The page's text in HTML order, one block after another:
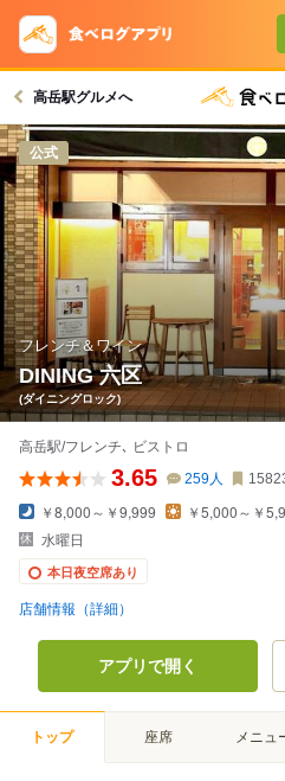
高岳駅グルメへ
公式
フレンチ＆ワイン
DINING 六区
(ダイニングロック)
高岳駅/フレンチ､ ビストロ
3.65 259人
￥8,000～￥9,999
￥5,000～￥
水曜日
本日夜空席あり
店舗情報（詳細）
アプリで開く
トップ 座席 メニュ
コースで使え
戻る
クーポンを利用